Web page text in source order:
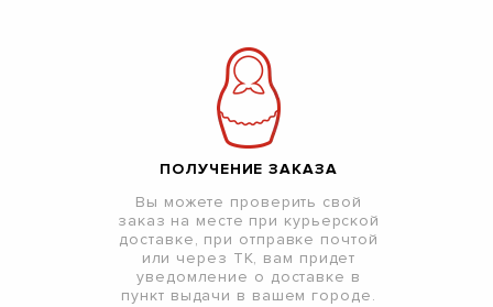
ПОЛУЧЕНИЕ ЗАКАЗА
Вы можете проверить свой
заказ на месте при курьерской
доставке, при отправке почтой
или через ТК, вам придет
уведомление о доставке в
пункт выдачи в вашем городе.